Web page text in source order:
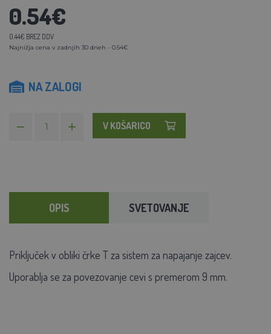
0.54€
0.44€ BREZ DDV
Najnižja cena v zadnjih 30 dneh - 0.54€
NA ZALOGI
V KOŠARICO
OPIS SVETOVANJE
Priključek v obliki črke T za sistem za napajanje zajcev.
Uporablja se za povezovanje cevi s premerom 9 mm.